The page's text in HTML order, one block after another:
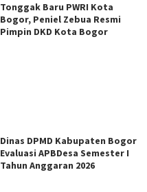
Tonggak Baru PWRI Kota
Bogor, Peniel Zebua Resmi
Pimpin DKD Kota Bogor
Dinas DPMD Kabupaten Bogor
Evaluasi APBDesa Semester I
Tahun Anggaran 2026